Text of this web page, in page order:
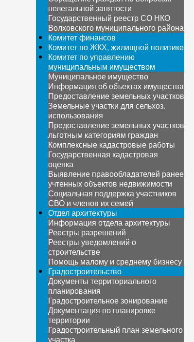
нелегальной занятости
Государственный реестр СО НКО
Волховского муниципального района
Комитет финансов
Комитет по ЖКХ, жилищной политике
Комитет по управлению
муниципальным имуществом
Муниципальное имущество
Информация об объектах имущества
Предоставление земельных участков
Земельные участки для сельхоз.
использования
Предоставление земельных участков
льготным категориям граждан
Комплексные кадастровые работы
Государственная кадастровая
оценка
Выявление правообладателей ранее
учтенных объектов недвижимости
Социальная поддержка участников
СВО и членов их семей
Отдел архитектуры
Информация отдела архитектуры
Реестры разрешений
Реестры уведомлений о
строительстве
Помощь малому и среднему бизнесу
Градостроительство
Документы территориального
планирования
Градостроительное зонирование
Документация по планировке
территории
Градостроительный план земельного
участка